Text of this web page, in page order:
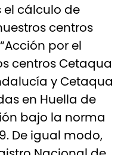
el cálculo de
centros
por el
centros Cetaqua
y Cetaqua
en Huella de
bajo la norma
De igual modo,